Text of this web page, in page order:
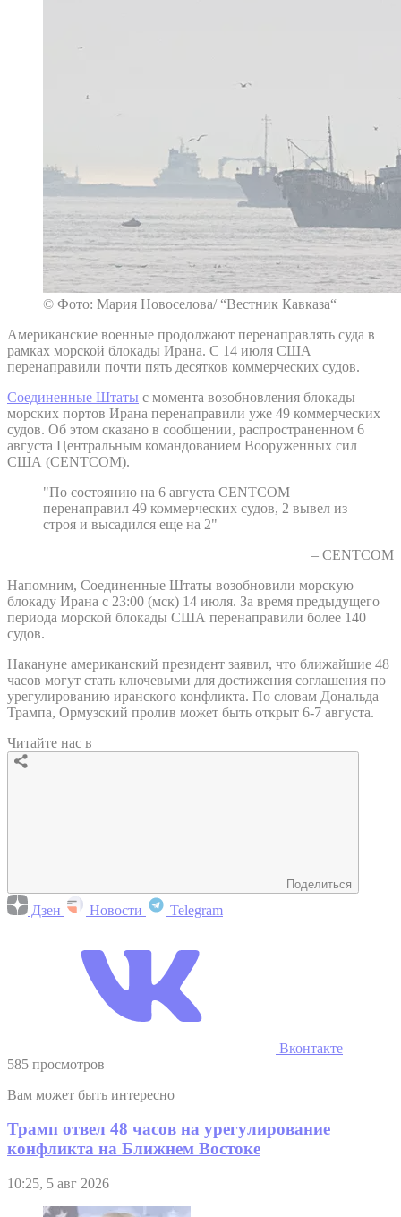
© Фото: Мария Новоселова/ “Вестник Кавказа“
Американские военные продолжают перенаправлять суда в
рамках морской блокады Ирана. С 14 июля США
перенаправили почти пять десятков коммерческих судов.
Соединенные Штаты с момента возобновления блокады
морских портов Ирана перенаправили уже 49 коммерческих
судов. Об этом сказано в сообщении, распространенном 6
августа Центральным командованием Вооруженных сил
США (CENTCOM).
"По состоянию на 6 августа CENTCOM
перенаправил 49 коммерческих судов, 2 вывел из
строя и высадился еще на 2"
– CENTCOM
Напомним, Соединенные Штаты возобновили морскую
блокаду Ирана с 23:00 (мск) 14 июля. За время предыдущего
периода морской блокады США перенаправили более 140
судов.
Накануне американский президент заявил, что ближайшие 48
часов могут стать ключевыми для достижения соглашения по
урегулированию иранского конфликта. По словам Дональда
Трампа, Ормузский пролив может быть открыт 6-7 августа.
Читайте нас в
Поделиться
Дзен Новости Telegram
Вконтакте
585 просмотров
Вам может быть интересно
Трамп отвел 48 часов на урегулирование
конфликта на Ближнем Востоке
10:25, 5 авг 2026